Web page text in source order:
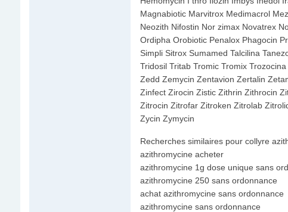
Magnabiotic Marvitrox Medimacrol
Neozith Nifostin Nor zimax Novatrex
Ordipha Orobiotic Penalox Phagocin
Simpli Sitrox Sumamed Talcilina
Tridosil Tritab Tromic Tromix
Zedd Zemycin Zentavion Zertalin
Zinfect Zirocin Zistic Zithrin Zithrocin
Zitrocin Zitrofar Zitroken Zitrolab
Zycin Zymycin
Recherches similaires pour collyre
azithromycine acheter
azithromycine 1g dose unique sans
azithromycine 250 sans ordonnance
achat azithromycine sans ordonnance
azithromycine sans ordonnance